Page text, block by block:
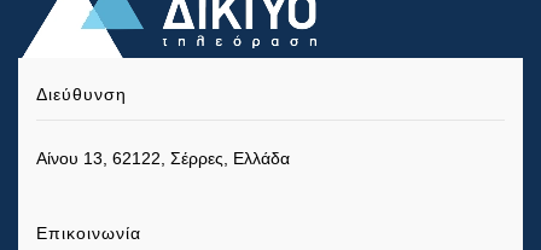
Διεύθυνση
Αίνου 13, 62122, Σέρρες, Ελλάδα
Επικοινωνία